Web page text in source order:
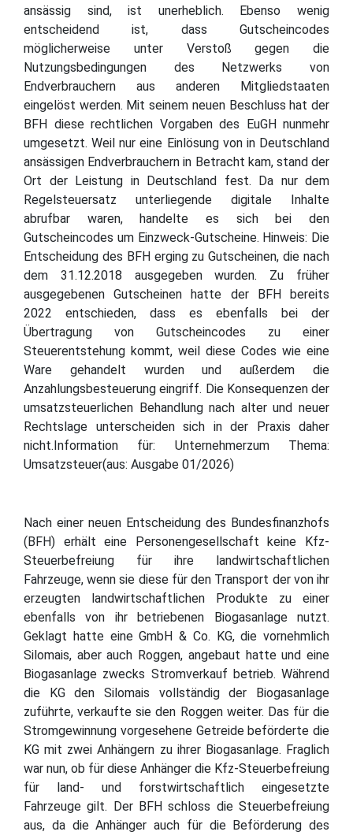
ansässig sind, ist unerheblich. Ebenso wenig
entscheidend ist, dass Gutscheincodes
möglicherweise unter Verstoß gegen die
Nutzungsbedingungen des Netzwerks von
Endverbrauchern aus anderen Mitgliedstaaten
eingelöst werden. Mit seinem neuen Beschluss hat der
BFH diese rechtlichen Vorgaben des EuGH nunmehr
umgesetzt. Weil nur eine Einlösung von in Deutschland
ansässigen Endverbrauchern in Betracht kam, stand der
Ort der Leistung in Deutschland fest. Da nur dem
Regelsteuersatz unterliegende digitale Inhalte
abrufbar waren, handelte es sich bei den
Gutscheincodes um Einzweck-Gutscheine. Hinweis: Die
Entscheidung des BFH erging zu Gutscheinen, die nach
dem 31.12.2018 ausgegeben wurden. Zu früher
ausgegebenen Gutscheinen hatte der BFH bereits
2022 entschieden, dass es ebenfalls bei der
Übertragung von Gutscheincodes zu einer
Steuerentstehung kommt, weil diese Codes wie eine
Ware gehandelt wurden und außerdem die
Anzahlungsbesteuerung eingriff. Die Konsequenzen der
umsatzsteuerlichen Behandlung nach alter und neuer
Rechtslage unterscheiden sich in der Praxis daher
nicht.Information für: Unternehmerzum Thema:
Umsatzsteuer(aus: Ausgabe 01/2026)
Nach einer neuen Entscheidung des Bundesfinanzhofs
(BFH) erhält eine Personengesellschaft keine Kfz-
Steuerbefreiung für ihre landwirtschaftlichen
Fahrzeuge, wenn sie diese für den Transport der von ihr
erzeugten landwirtschaftlichen Produkte zu einer
ebenfalls von ihr betriebenen Biogasanlage nutzt.
Geklagt hatte eine GmbH & Co. KG, die vornehmlich
Silomais, aber auch Roggen, angebaut hatte und eine
Biogasanlage zwecks Stromverkauf betrieb. Während
die KG den Silomais vollständig der Biogasanlage
zuführte, verkaufte sie den Roggen weiter. Das für die
Stromgewinnung vorgesehene Getreide beförderte die
KG mit zwei Anhängern zu ihrer Biogasanlage. Fraglich
war nun, ob für diese Anhänger die Kfz-Steuerbefreiung
für land- und forstwirtschaftlich eingesetzte
Fahrzeuge gilt. Der BFH schloss die Steuerbefreiung
aus, da die Anhänger auch für die Beförderung des